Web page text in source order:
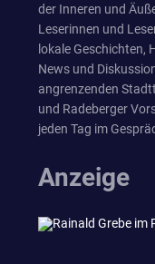
der Inneren und
Leserinnen und
lokale Geschichten,
News und
angrenzenden
und Radeberger
jeden Tag im
Anzeige